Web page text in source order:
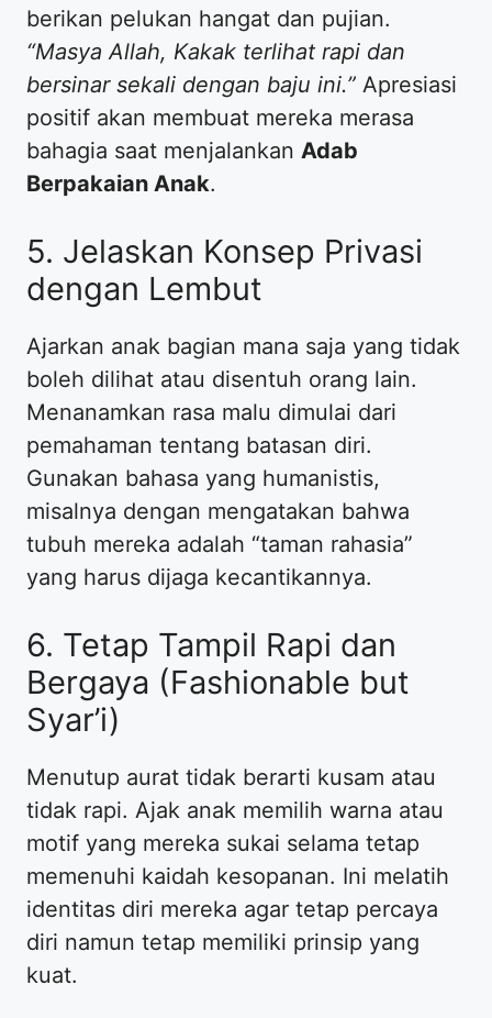
berikan pelukan hangat dan pujian.
“Masya Allah, Kakak terlihat rapi dan
bersinar sekali dengan baju ini.” Apresiasi
positif akan membuat mereka merasa
bahagia saat menjalankan Adab
Berpakaian Anak.
​5. Jelaskan Konsep Privasi
dengan Lembut
​Ajarkan anak bagian mana saja yang tidak
boleh dilihat atau disentuh orang lain.
Menanamkan rasa malu dimulai dari
pemahaman tentang batasan diri.
Gunakan bahasa yang humanistis,
misalnya dengan mengatakan bahwa
tubuh mereka adalah “taman rahasia”
yang harus dijaga kecantikannya.
​6. Tetap Tampil Rapi dan
Bergaya (Fashionable but
Syar’i)
​Menutup aurat tidak berarti kusam atau
tidak rapi. Ajak anak memilih warna atau
motif yang mereka sukai selama tetap
memenuhi kaidah kesopanan. Ini melatih
identitas diri mereka agar tetap percaya
diri namun tetap memiliki prinsip yang
kuat.